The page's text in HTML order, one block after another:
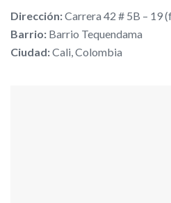
Dirección:Carrera 42 # 5B – 19
Barrio: Barrio Tequendama
Ciudad:Cali, Colombia